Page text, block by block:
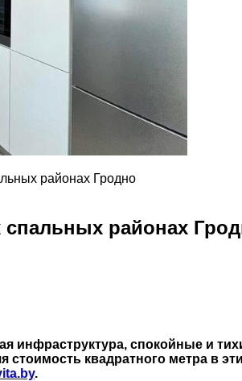
районах Гродно
районах
инфраструктура, спокойные и
квадратного метра в
.